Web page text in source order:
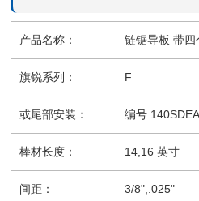
产品名称： 链锯导板 带
旗锐系列： F
或尾部安装： 编号
棒材长度： 14,16 英寸
间距： 3/8",.025"